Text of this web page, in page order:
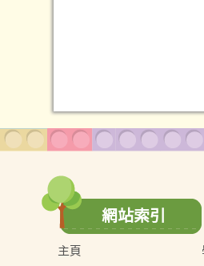
網站索引
主頁